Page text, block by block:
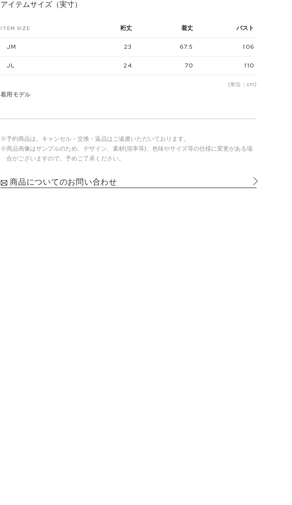
アイテムサイズ（実寸）
ITEM SIZE 裄丈 着丈 バスト
JM 23 67.5 106
JL 24 70 110
(単位：cm)
着用モデル
※予約商品は、キャンセル・交換・返品はご遠慮いただいております。
※商品画像はサンプルのため、デザイン、素材(混率等)、色味やサイズ等の仕様に変更がある場
合がございますので、予めご了承ください。
商品についてのお問い合わせ